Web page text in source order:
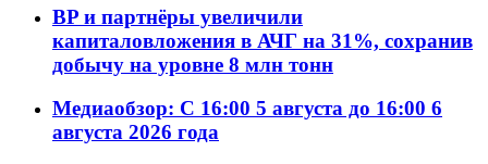
BP и партнёры увеличили
капиталовложения в АЧГ на 31%, сохранив
добычу на уровне 8 млн тонн
Медиаобзор: С 16:00 5 августа до 16:00 6
августа 2026 года